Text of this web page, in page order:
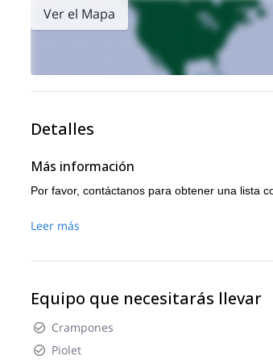
Ver el Mapa
Detalles
Más información
Por favor, contáctanos para obtener una lista
Leer más
Equipo que necesitarás llevar
Crampones
Piolet